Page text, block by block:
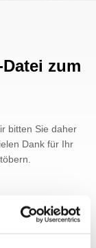
zum
bitten Sie daher
Dank für Ihr